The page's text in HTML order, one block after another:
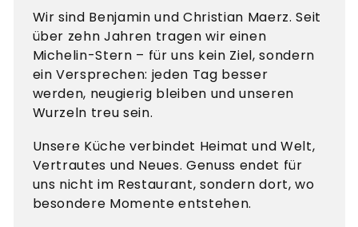
Wir sind Benjamin und Christian Maerz. Seit
über zehn Jahren tragen wir einen
Michelin-Stern – für uns kein Ziel, sondern
ein Versprechen: jeden Tag besser
werden, neugierig bleiben und unseren
Wurzeln treu sein.
Unsere Küche verbindet Heimat und Welt,
Vertrautes und Neues. Genuss endet für
uns nicht im Restaurant, sondern dort, wo
besondere Momente entstehen.